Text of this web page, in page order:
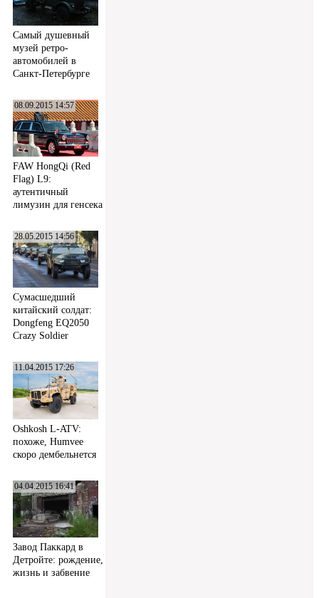
Самый душевный
музей ретро-
автомобилей в
Санкт-Петербурге
08.09.2015 14:57
FAW HongQi (Red
Flag) L9:
аутентичный
лимузин для генсека
28.05.2015 14:56
Сумасшедший
китайский солдат:
Dongfeng EQ2050
Crazy Soldier
11.04.2015 17:26
Oshkosh L-ATV:
похоже, Humvee
скоро дембельнется
04.04.2015 16:41
Завод Паккард в
Детройте: рождение,
жизнь и забвение